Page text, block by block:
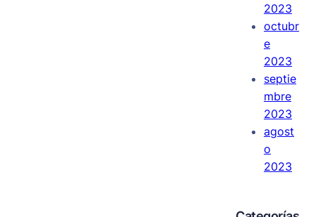
2023
octubr
e
2023
septie
mbre
2023
agost
o
2023